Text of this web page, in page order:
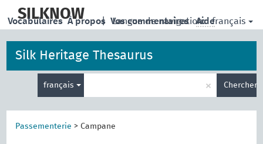
main
SILKNOW | Langue de navigation: français
Vocabulaires À propos Vos commentaires Aide
Silk Heritage Thesaurus
français
de
recherche
× Chercher
Passementerie > Campane